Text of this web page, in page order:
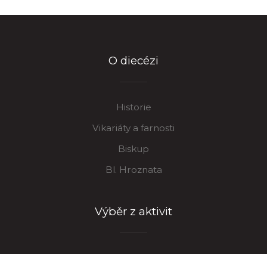
O diecézi
Historie
Vikariáty a farnosti
Biskup
Bl. Hroznata
Výběr z aktivit